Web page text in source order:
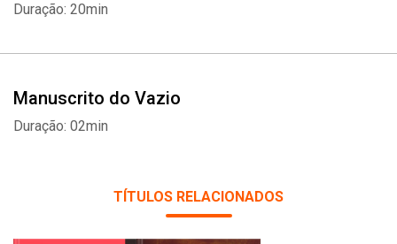
Duração: 20min
Manuscrito do Vazio
Duração: 02min
TÍTULOS RELACIONADOS